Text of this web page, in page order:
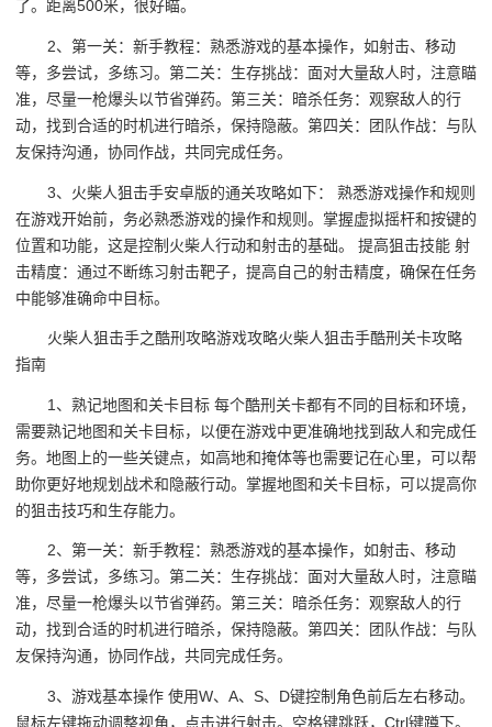
了。距离500米，很好瞄。
2、第一关：新手教程：熟悉游戏的基本操作，如射击、移动
等，多尝试，多练习。第二关：生存挑战：面对大量敌人时，注意瞄
准，尽量一枪爆头以节省弹药。第三关：暗杀任务：观察敌人的行
动，找到合适的时机进行暗杀，保持隐蔽。第四关：团队作战：与队
友保持沟通，协同作战，共同完成任务。
3、火柴人狙击手安卓版的通关攻略如下： 熟悉游戏操作和规则
在游戏开始前，务必熟悉游戏的操作和规则。掌握虚拟摇杆和按键的
位置和功能，这是控制火柴人行动和射击的基础。 提高狙击技能 射
击精度：通过不断练习射击靶子，提高自己的射击精度，确保在任务
中能够准确命中目标。
火柴人狙击手之酷刑攻略游戏攻略火柴人狙击手酷刑关卡攻略
指南
1、熟记地图和关卡目标 每个酷刑关卡都有不同的目标和环境，
需要熟记地图和关卡目标，以便在游戏中更准确地找到敌人和完成任
务。地图上的一些关键点，如高地和掩体等也需要记在心里，可以帮
助你更好地规划战术和隐蔽行动。掌握地图和关卡目标，可以提高你
的狙击技巧和生存能力。
2、第一关：新手教程：熟悉游戏的基本操作，如射击、移动
等，多尝试，多练习。第二关：生存挑战：面对大量敌人时，注意瞄
准，尽量一枪爆头以节省弹药。第三关：暗杀任务：观察敌人的行
动，找到合适的时机进行暗杀，保持隐蔽。第四关：团队作战：与队
友保持沟通，协同作战，共同完成任务。
3、游戏基本操作 使用W、A、S、D键控制角色前后左右移动。
鼠标左键拖动调整视角，点击进行射击。空格键跳跃，Ctrl键蹲下。